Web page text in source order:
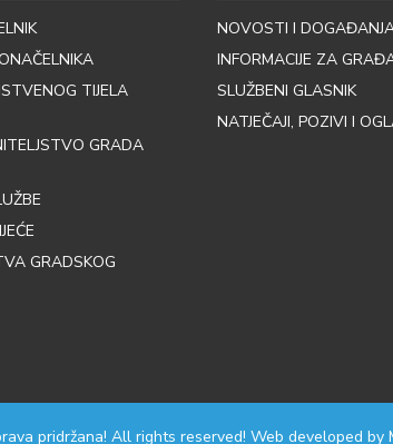
TIJELA
GRADA
GRADSKOG
NOVOSTI I
INFORMACIJE ZA
SLUŽBENI GLASNIK
NATJEČAJI, POZIVI I
pridržana! All rights reserved! Web developed by